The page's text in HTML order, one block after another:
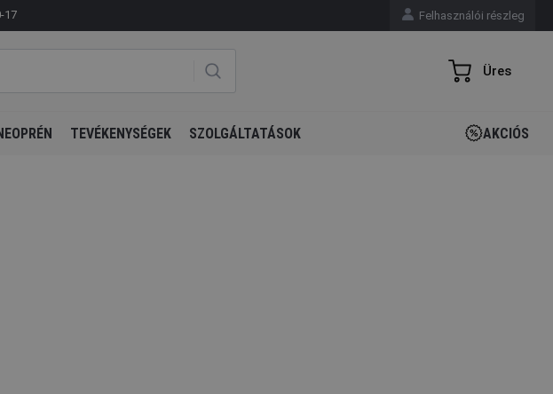
17 Felhasználói részleg
Üres
TEVÉKENYSÉGEK SZOLGÁLTATÁSOK AKCIÓS